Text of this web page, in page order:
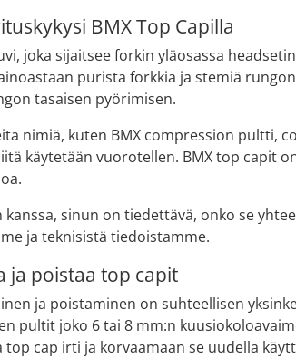
BMX Top Capilla
joka sijaitsee forkin yläosassa
purista forkkia ja stemiä
tasaisen pyörimisen.
nimiä, kuten BMX compression pultti,
käytetään vuorotellen. BMX top capit
kanssa, sinun on tiedettävä, onko se
ja teknisistä tiedoistamme.
ja poistaa top capit
ja poistaminen on suhteellisen
pultit joko 6 tai 8 mm:n
top cap irti ja korvaamaan se uudella